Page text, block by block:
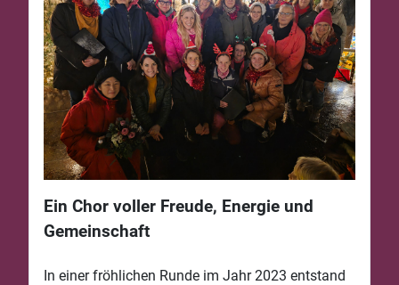
Ein Chor voller Freude, Energie und
Gemeinschaft
In einer fröhlichen Runde im Jahr 2023 entstand